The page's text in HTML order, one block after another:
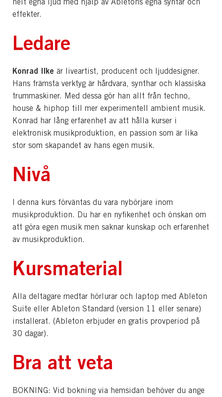
effekter.
Ledare
Konrad Ilke är liveartist, producent och ljuddesigner.
Hans främsta verktyg är hårdvara, synthar och klassiska
trummaskiner. Med dessa gör han allt från techno,
house & hiphop till mer experimentell ambient musik.
Konrad har lång erfarenhet av att hålla kurser i
elektronisk musikproduktion, en passion som är lika
stor som skapandet av hans egen musik.
Nivå
I denna kurs förväntas du vara nybörjare inom
musikproduktion. Du har en nyfikenhet och önskan om
att göra egen musik men saknar kunskap och erfarenhet
av musikproduktion.
Kursmaterial
Alla deltagare medtar hörlurar och laptop med Ableton
Suite eller Ableton Standard (version 11 eller senare)
installerat. (Ableton erbjuder en gratis provperiod på
30 dagar).
Bra att veta
BOKNING: Vid bokning via hemsidan behöver du ange